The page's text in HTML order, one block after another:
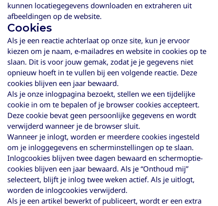
kunnen locatiegegevens downloaden en extraheren uit
afbeeldingen op de website.
Cookies
Als je een reactie achterlaat op onze site, kun je ervoor
kiezen om je naam, e-mailadres en website in cookies op te
slaan. Dit is voor jouw gemak, zodat je je gegevens niet
opnieuw hoeft in te vullen bij een volgende reactie. Deze
cookies blijven een jaar bewaard.
Als je onze inlogpagina bezoekt, stellen we een tijdelijke
cookie in om te bepalen of je browser cookies accepteert.
Deze cookie bevat geen persoonlijke gegevens en wordt
verwijderd wanneer je de browser sluit.
Wanneer je inlogt, worden er meerdere cookies ingesteld
om je inloggegevens en scherminstellingen op te slaan.
Inlogcookies blijven twee dagen bewaard en schermoptie-
cookies blijven een jaar bewaard. Als je “Onthoud mij”
selecteert, blijft je inlog twee weken actief. Als je uitlogt,
worden de inlogcookies verwijderd.
Als je een artikel bewerkt of publiceert, wordt er een extra